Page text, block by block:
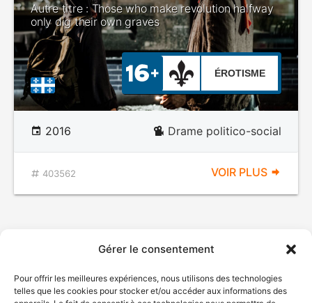
Gérer le consentement
Pour offrir les meilleures expériences, nous utilisons des technologies
telles que les cookies pour stocker et/ou accéder aux informations des
Autre titre : Those who make revolution halfway
only dig their own graves
ÉROTISME
2016 Drame politico-social
403562 VOIR PLUS